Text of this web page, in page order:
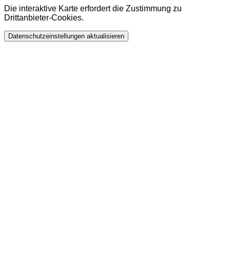
Die interaktive Karte erfordert die Zustimmung zu
Drittanbieter-Cookies.
Datenschutzeinstellungen aktualisieren